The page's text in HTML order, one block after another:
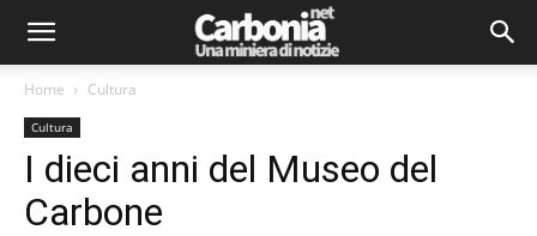
Home Cultura
Cultura
I dieci anni del Museo del
Carbone